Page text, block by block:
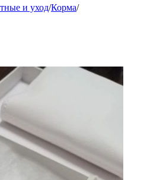
и уход/Корма/